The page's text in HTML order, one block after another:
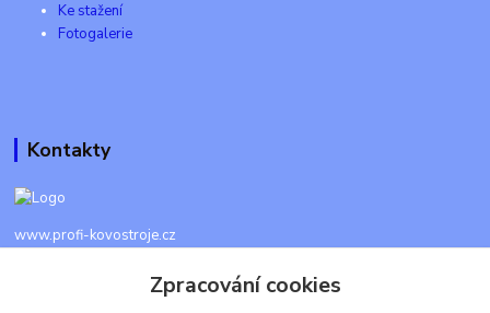
Ke stažení
Fotogalerie
Kontakty
www.profi-kovostroje.cz
+420 605 017 866Zpracování cookies